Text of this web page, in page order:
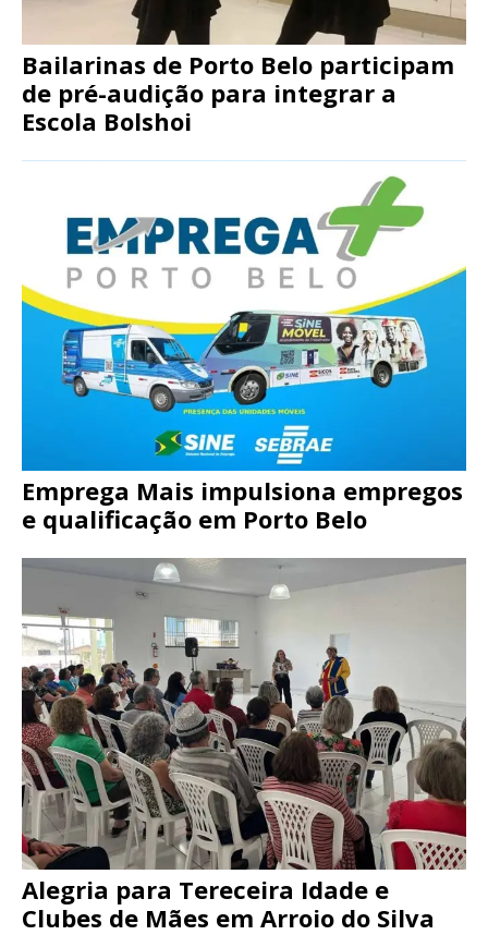
Bailarinas de Porto Belo participam
de pré-audição para integrar a
Escola Bolshoi
Emprega Mais impulsiona empregos
e qualificação em Porto Belo
Alegria para Tereceira Idade e
Clubes de Mães em Arroio do Silva